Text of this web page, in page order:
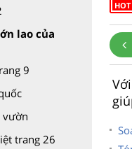
lao của
9
vườn
trang 26
HOT